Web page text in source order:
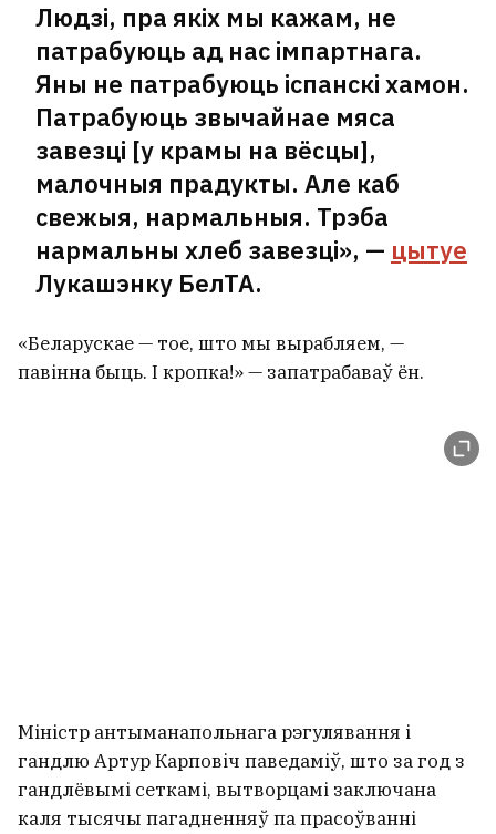
Людзі, пра якіх мы кажам, не
патрабуюць ад нас імпартнага.
Яны не патрабуюць іспанскі хамон.
Патрабуюць звычайнае мяса
завезці [у крамы на вёсцы],
малочныя прадукты. Але каб
свежыя, нармальныя. Трэба
нармальны хлеб завезці», — цытуе
Лукашэнку БелТА.
«Беларускае — тое, што мы вырабляем, —
павінна быць. І кропка!» — запатрабаваў ён.
Міністр антыманапольнага рэгулявання і
гандлю Артур Карповіч паведаміў, што за год з
гандлёвымі сеткамі, вытворцамі заключана
каля тысячы пагадненняў па прасоўванні